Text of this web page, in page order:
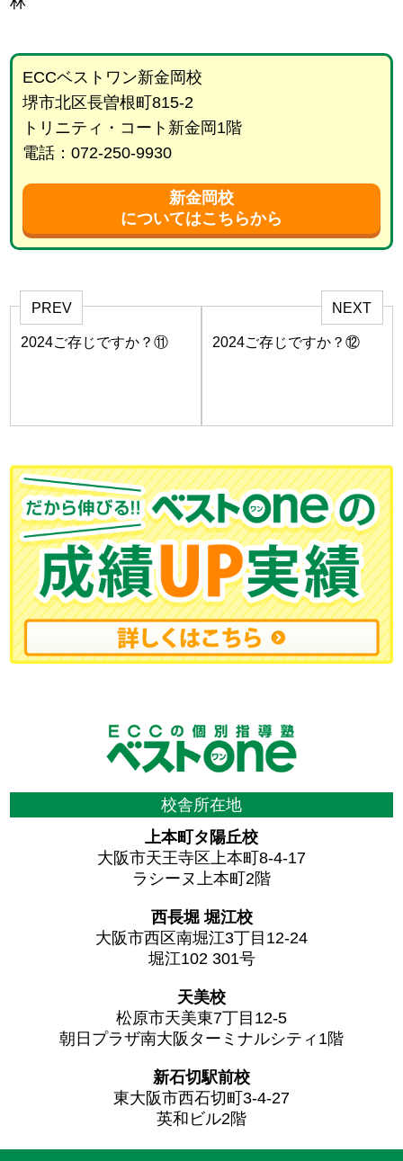
ECCベストワン新金岡校
堺市北区長曽根町815-2
トリニティ・コート新金岡1階
電話：072-250-9930
新金岡校
についてはこちらから
PREV
2024ご存じですか？⑪
NEXT
2024ご存じですか？⑫
校舎所在地
上本町タ陽丘校
大阪市天王寺区上本町8-4-17
ラシーヌ上本町2階
西長堀 堀江校
大阪市西区南堀江3丁目12-24
堀江102 301号
天美校
松原市天美東7丁目12-5
朝日プラザ南大阪ターミナルシティ1階
新石切駅前校
東大阪市西石切町3-4-27
英和ビル2階